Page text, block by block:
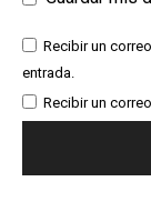
Recibir un
entrada.
Recibir un